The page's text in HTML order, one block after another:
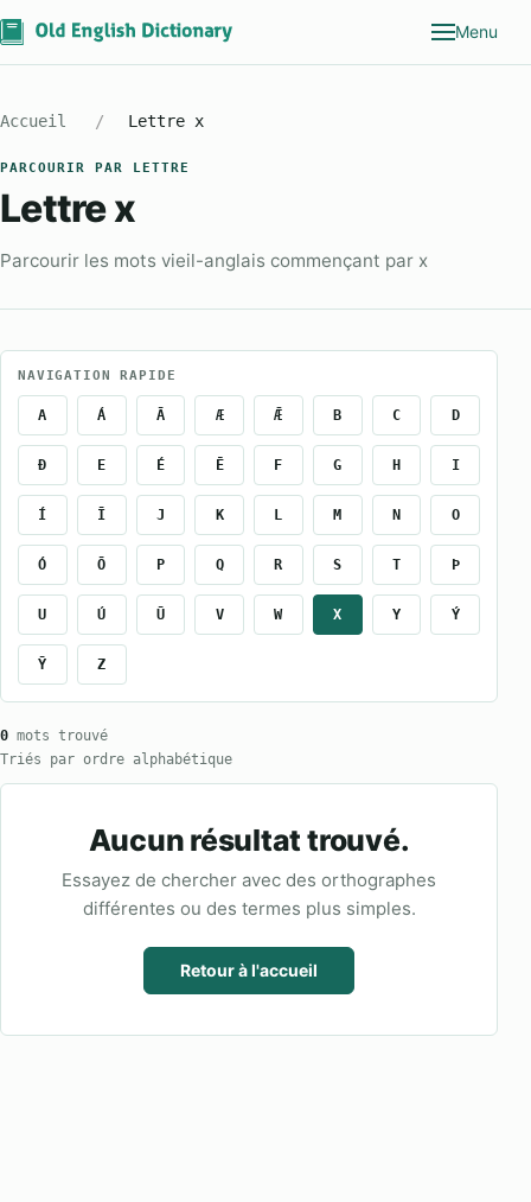
Menu
Accueil Lettre x
PARCOURIR PAR LETTRE
Lettre x
Parcourir les mots vieil-anglais commençant par x
NAVIGATION RAPIDE
A Á Ā Æ Ǣ B C D
Ð E É Ē F G H I
Í Ī J K L M N O
Ó Ō P Q R S T Þ
U Ú Ū V W X Y Ý
Ȳ Z
0 mots trouvé
Triés par ordre alphabétique
Aucun résultat trouvé.
Essayez de chercher avec des orthographes
différentes ou des termes plus simples.
Retour à l'accueil